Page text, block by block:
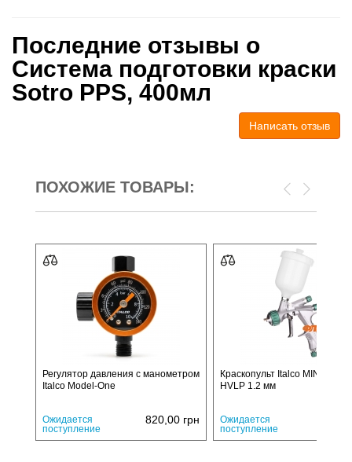
Последние отзывы о
Система подготовки краски
Sotro PPS, 400мл
Написать отзыв
ПОХОЖИЕ ТОВАРЫ:
Регулятор давления с манометром
Italco Model-One
Ожидается
поступление
820,00 грн
Краскопульт Italco MINI Shine
HVLP 1.2 мм
Ожидается
поступление